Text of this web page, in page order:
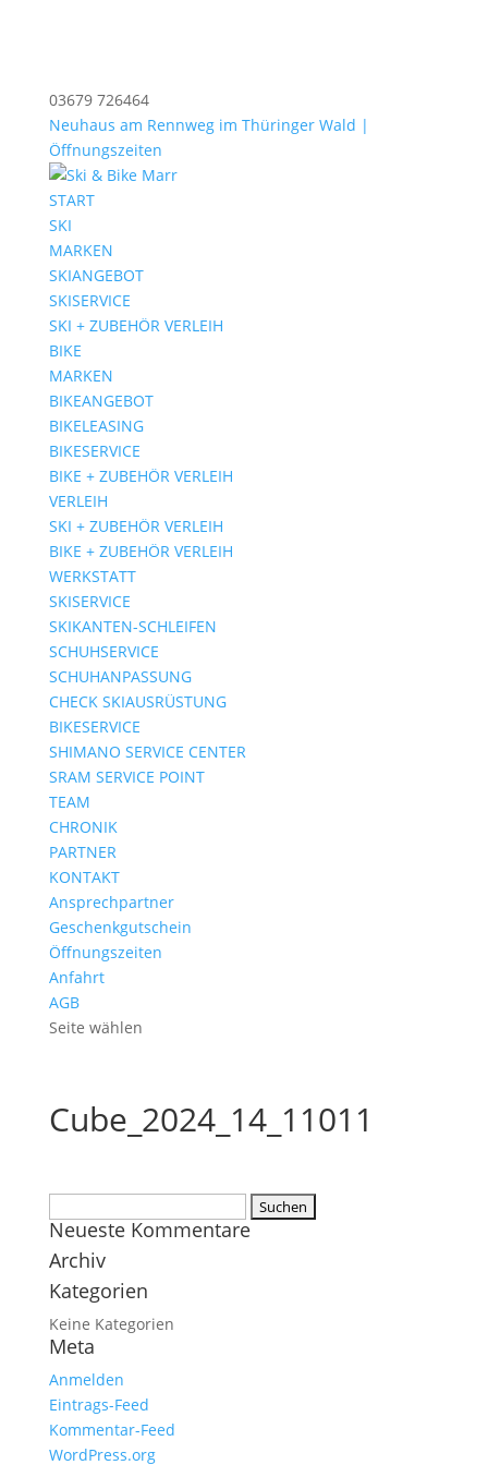
03679 726464
Neuhaus am Rennweg im Thüringer Wald |
Öffnungszeiten
START
SKI
MARKEN
SKIANGEBOT
SKISERVICE
SKI + ZUBEHÖR VERLEIH
BIKE
MARKEN
BIKEANGEBOT
BIKELEASING
BIKESERVICE
BIKE + ZUBEHÖR VERLEIH
VERLEIH
SKI + ZUBEHÖR VERLEIH
BIKE + ZUBEHÖR VERLEIH
WERKSTATT
SKISERVICE
SKIKANTEN-SCHLEIFEN
SCHUHSERVICE
SCHUHANPASSUNG
CHECK SKIAUSRÜSTUNG
BIKESERVICE
SHIMANO SERVICE CENTER
SRAM SERVICE POINT
TEAM
CHRONIK
PARTNER
KONTAKT
Ansprechpartner
Geschenkgutschein
Öffnungszeiten
Anfahrt
AGB
Seite wählen
Cube_2024_14_11011
nach:
Neueste Kommentare
Archiv
Kategorien
Keine Kategorien
Meta
Anmelden
Eintrags-Feed
Kommentar-Feed
WordPress.org